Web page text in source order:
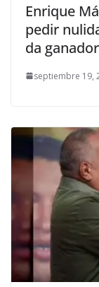
Enrique
pedir
da
septiembre 19,